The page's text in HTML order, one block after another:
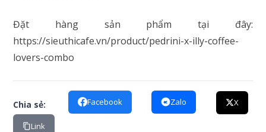
Đặt hàng sản phẩm tại đây:
https://sieuthicafe.vn/product/pedrini-x-illy-coffee-
lovers-combo
Chia sẻ: Facebook Zalo X
Link